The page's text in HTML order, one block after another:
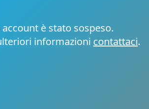
è stato sospeso.
informazioni contattaci.